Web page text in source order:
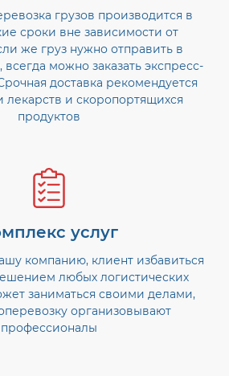
грузов производится в
сроки вне зависимости от
же груз нужно отправить в
можно заказать экспресс-
доставка рекомендуется
лекарств и скоропортящихся
продуктов
услуг
компанию, клиент избавиться
любых логистических
заниматься своими делами,
организовывают
профессионалы